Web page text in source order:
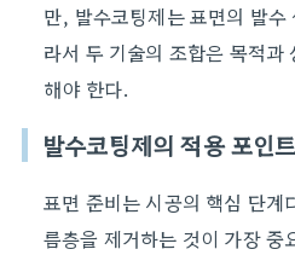
만, 발수코팅제는 표면의 발
라서 두 기술의 조합은 목적과
해야 한다.
발수코팅제의 적용 포인
표면 준비는 시공의 핵심 단계
름층을 제거하는 것이 가장 중